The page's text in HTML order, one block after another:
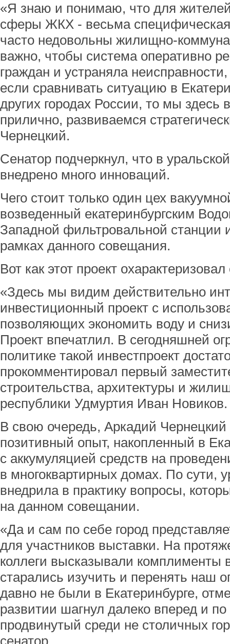
«Я знаю и понимаю, что для
сферы ЖКХ - весьма
часто недовольны жилищно-
важно, чтобы система оперативно
граждан и устраняла
если сравнивать ситуацию в
других городах России, то мы здесь
прилично, развиваемся
Чернецкий.
Сенатор подчеркнул, что в
внедрено много инноваций.
Чего стоит только один цех
возведенный екатеринбургским
Западной фильтровальной станции
рамках данного совещания.
Вот как этот проект
«Здесь мы видим действительно
инвестиционный проект с
позволяющих экономить воду и
Проект впечатлил. В сегодняшней
политике такой инвестпроект
прокомментировал первый
строительства, архитектуры и
республики Удмуртия Иван Новиков.
В свою очередь, Аркадий Чернецкий
позитивный опыт, накопленный в
с аккумуляцией средств на
в многоквартирных домах. По сути,
внедрила в практику вопросы,
на данном совещании.
«Да и сам по себе город
для участников выставки. На
коллеги высказывали комплименты
старались изучить и перенять наш
давно не были в Екатеринбурге,
развитии шагнул далеко вперед и
продвинутый среди не столичных
сенатор.